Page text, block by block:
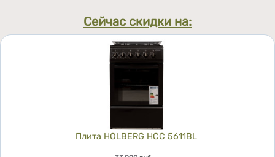
Сейчас скидки на:
Плита HOLBERG HCC 5611BL